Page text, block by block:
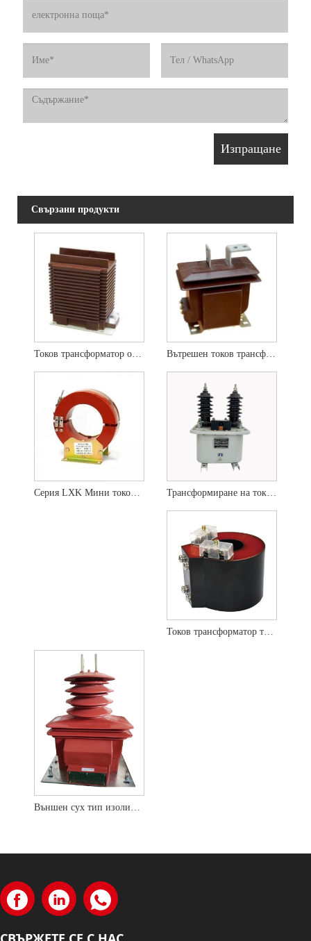
Свързани продукти
Серия LXK Мини токов трансформатор с тороидална намотка Мини електронен трансформатор
Токов трансформатор тип кабелна сърцевина